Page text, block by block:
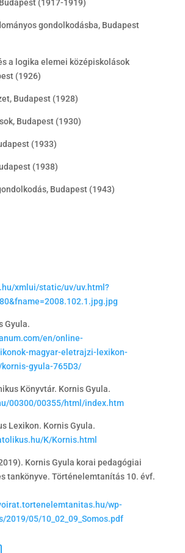
(1917-1919)
gondolkodásba, Budapest
a logika elemei középiskolások
(1926)
Budapest (1928)
Budapest (1930)
(1933)
(1938)
Budapest (1943)
xmlui/static/uv/uv.html?
Gyula.
en/online-
magyar-eletrajzi-lexikon-
gyula-765D3/
Könyvtár. Kornis Gyula.
00300/00355/html/index.htm
Lexikon. Kornis Gyula.
K/Kornis.html
Kornis Gyula korai pedagógiai
tankönyve. Történelemtanítás 10. évf.
wp-
2019/05/10_02_09_Somos.pdf